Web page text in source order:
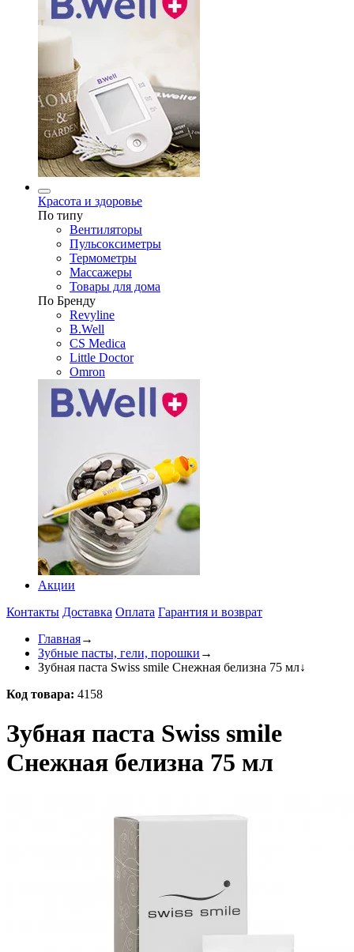
Красота и здоровье
По типу
Вентиляторы
Пульсоксиметры
Термометры
Массажеры
Товары для дома
По Бренду
Revyline
B.Well
CS Medica
Little Doctor
Omron
Акции
Контакты Доставка Оплата Гарантия и возврат
Главная→
Зубные пасты, гели, порошки →
Зубная паста Swiss smile Снежная белизна 75 мл↓
Код товара: 4158
Зубная паста Swiss smile
Снежная белизна 75 мл